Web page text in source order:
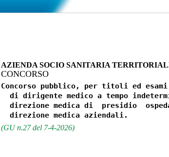
AZIENDA SOCIO SANITARIA
CONCORSO
Concorso pubblico, per titoli ed
di dirigente medico a tempo
direzione medica di  presidio
(GU n.27 del 7-4-2026)